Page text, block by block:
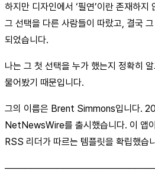
하지만 디자인에서 ‘필연’이란 존재하
그 선택을 다른 사람들이 따랐고, 결국
되었습니다.
나는 그 첫 선택을 누가 했는지 정확히
물어봤기 때문입니다.
그의 이름은 Brent Simmons입니다.
NetNewsWire를 출시했습니다. 이 앱
RSS 리더가 따르는 템플릿을 확립했습